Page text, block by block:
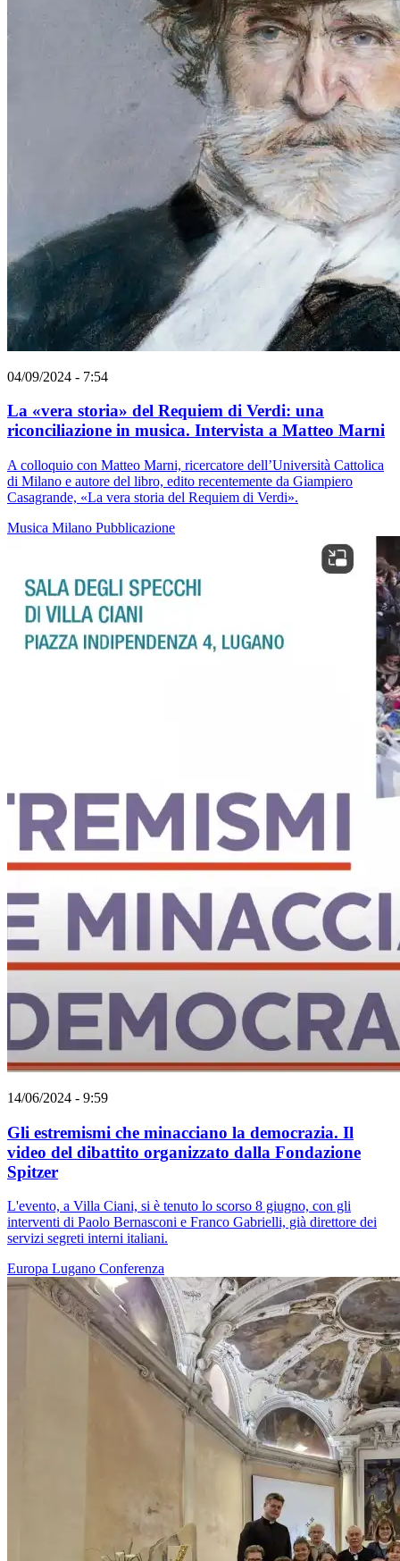
04/09/2024 - 7:54
La «vera storia» del Requiem di Verdi: una
riconciliazione in musica. Intervista a Matteo Marni
A colloquio con Matteo Marni, ricercatore dell’Università Cattolica
di Milano e autore del libro, edito recentemente da Giampiero
Casagrande, «La vera storia del Requiem di Verdi».
Musica Milano Pubblicazione
14/06/2024 - 9:59
Gli estremismi che minacciano la democrazia. Il
video del dibattito organizzato dalla Fondazione
Spitzer
L'evento, a Villa Ciani, si è tenuto lo scorso 8 giugno, con gli
interventi di Paolo Bernasconi e Franco Gabrielli, già direttore dei
servizi segreti interni italiani.
Europa Lugano Conferenza